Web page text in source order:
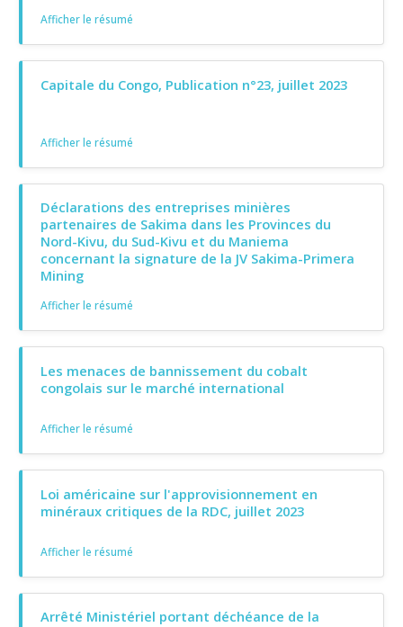
Afficher le résumé
Capitale du Congo, Publication n°23, juillet 2023
Afficher le résumé
Déclarations des entreprises minières
partenaires de Sakima dans les Provinces du
Nord-Kivu, du Sud-Kivu et du Maniema
concernant la signature de la JV Sakima-Primera
Mining
Afficher le résumé
Les menaces de bannissement du cobalt
congolais sur le marché international
Afficher le résumé
Loi américaine sur l'approvisionnement en
minéraux critiques de la RDC, juillet 2023
Afficher le résumé
Arrêté Ministériel portant déchéance de la